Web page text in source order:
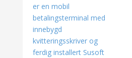
er en mobil
betalingsterminal med
innebygd
kvitteringsskriver og
ferdig installert Susoft